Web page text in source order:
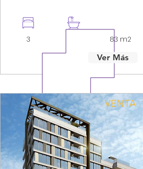
3
83 m2
Ver Más
VENTA